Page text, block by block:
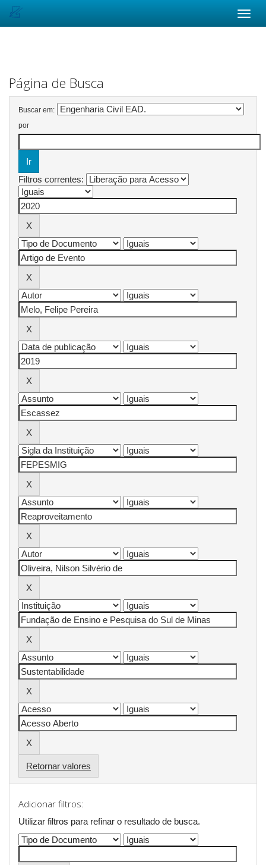
Página de Busca
Buscar em:
por
Filtros correntes:
Retornar valores
Adicionar filtros:
Utilizar filtros para refinar o resultado de busca.